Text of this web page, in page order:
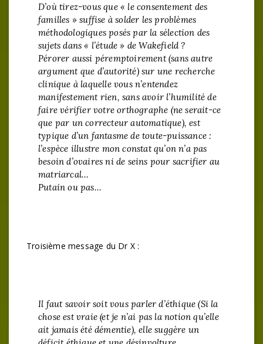
D’où tirez-vous que « le consentement des
familles » suffise à solder les problèmes
méthodologiques posés par la sélection des
sujets dans « l’étude » de Wakefield ?
Pérorer aussi péremptoirement (sans autre
argument que d’autorité) sur une recherche
clinique à laquelle vous n’entendez
manifestement rien, sans avoir l’humilité de
faire vérifier votre orthographe (ne serait-ce
que par un correcteur automatique), est
typique d’un fantasme de toute-puissance :
l’espèce illustre mon constat qu’on n’a pas
besoin d’ovaires ni de seins pour sacrifier au
matriarcal…
Putain ou pas…
Troisième message du Dr X :
Il faut savoir soit vous parler d’éthique (Si la
chose est vraie (et je n’ai pas la notion qu’elle
ait jamais été démentie), elle suggère un